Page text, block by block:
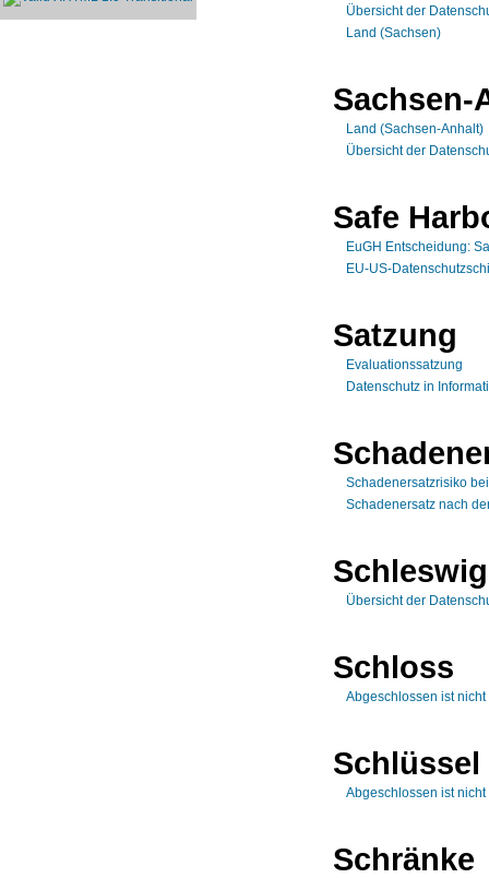
Übersicht der
Land (Sachsen)
Sachsen-
Land (Sachsen-Anhalt)
Übersicht der
Safe
EuGH Entscheidung:
EU-US-
Satzung
Evaluationssatzung
Datenschutz in
Schadenersatzrisiko
Schadenersatz nach
Übersicht der
Schloss
Abgeschlossen ist
Schlüssel
Abgeschlossen ist
Schränke